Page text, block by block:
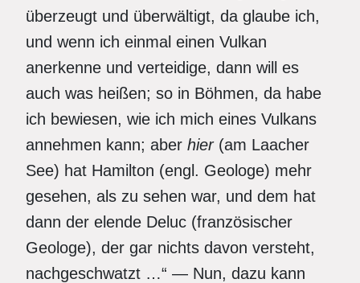
überzeugt und überwältigt, da glaube ich,
und wenn ich einmal einen Vulkan
anerkenne und verteidige, dann will es
auch was heißen; so in Böhmen, da habe
ich bewiesen, wie ich mich eines Vulkans
annehmen kann; aber hier (am Laacher
See) hat Hamilton (engl. Geologe) mehr
gesehen, als zu sehen war, und dem hat
dann der elende Deluc (französischer
Geologe), der gar nichts davon versteht,
nachgeschwatzt …“ — Nun, dazu kann